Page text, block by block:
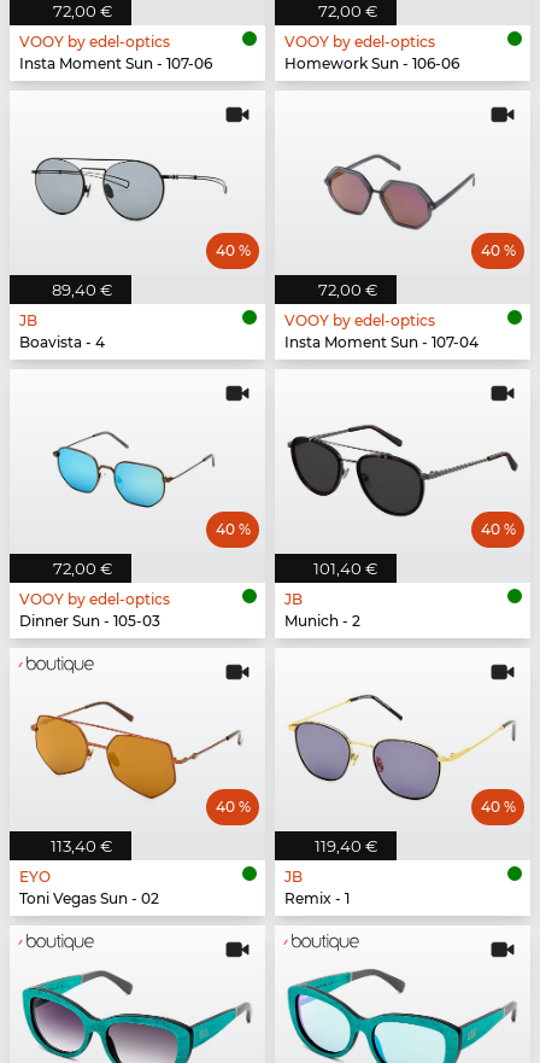
72,00 €
VOOY by edel-optics
Insta Moment Sun - 107-06
72,00 €
VOOY by edel-optics
Homework Sun - 106-06
89,40 €
40 %
JB
Boavista - 4
72,00 €
40 %
VOOY by edel-optics
Insta Moment Sun - 107-04
72,00 €
40 %
VOOY by edel-optics
Dinner Sun - 105-03
101,40 €
40 %
JB
Munich - 2
113,40 €
40 %
EYO
Toni Vegas Sun - 02
119,40 €
40 %
JB
Remix - 1